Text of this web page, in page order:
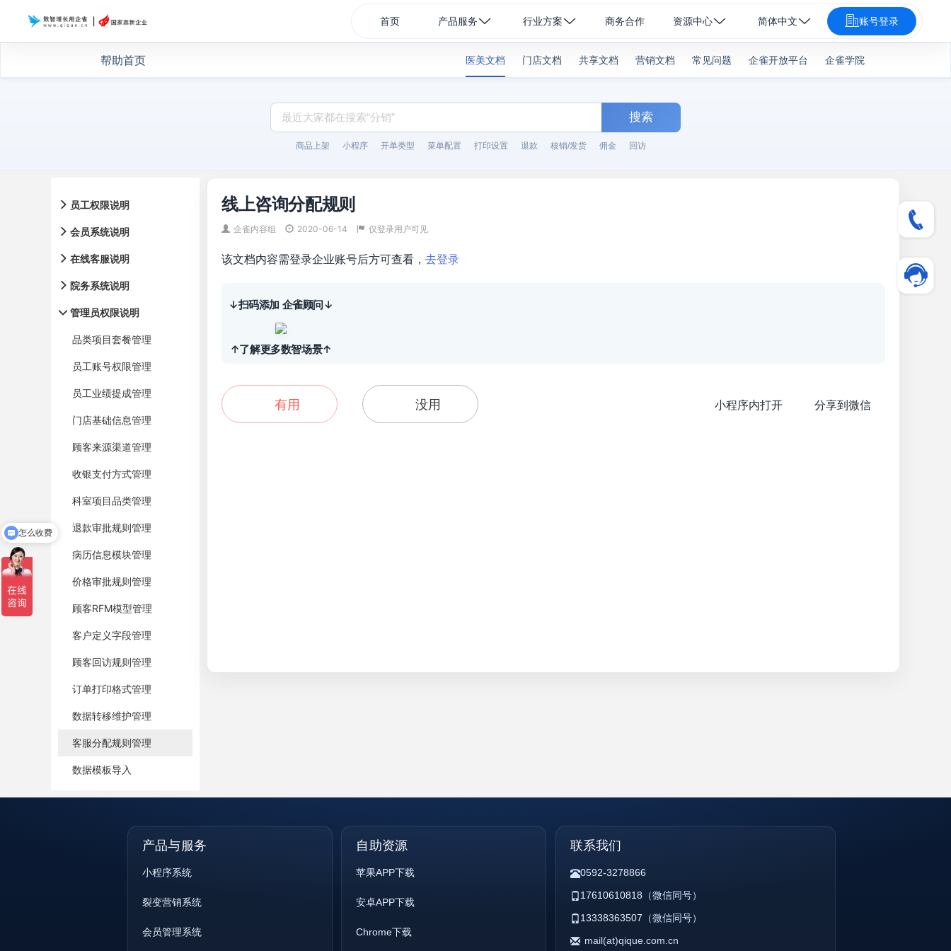
首页 产品服务 行业方案 商务合作 资源中心 简体中文 账号登录
帮助首页 医美文档 门店文档 共享文档 营销文档 常见问题 企雀开放平台 企雀学院
搜索
商品上架 小程序 开单类型 菜单配置 打印设置 退款 核销/发货 佣金 回访
员工权限说明
会员系统说明
在线客服说明
院务系统说明
管理员权限说明
品类项目套餐管理
员工账号权限管理
员工业绩提成管理
门店基础信息管理
顾客来源渠道管理
收银支付方式管理
科室项目品类管理
退款审批规则管理
病历信息模块管理
价格审批规则管理
顾客RFM模型管理
客户定义字段管理
顾客回访规则管理
订单打印格式管理
数据转移维护管理
客服分配规则管理
数据模板导入
线上咨询分配规则
企雀内容组 2020-06-14 仅登录用户可见
该文档内容需登录企业账号后方可查看， 去登录
↓扫码添加 企雀顾问↓
↑了解更多数智场景↑
有用 没用 分享到微信
小程序内打开
产品与服务
小程序系统
裂变营销系统
会员管理系统
自助资源
苹果APP下载
安卓APP下载
Chrome下载
联系我们
0592-3278866
17610610818 （微信同号）
13338363507 （微信同号）
mail(at)qique.com.cn
怎么收费